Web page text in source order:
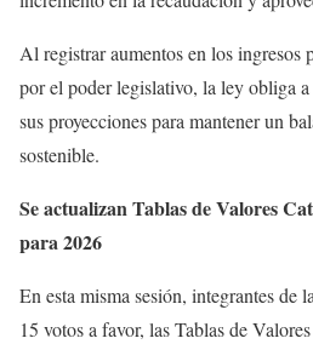
Al registrar aumentos en los ingresos
por el poder legislativo, la ley obliga
sus proyecciones para mantener un
sostenible.
Se actualizan Tablas de Valores
para 2026
En esta misma sesión, integrantes de
15 votos a favor, las Tablas de